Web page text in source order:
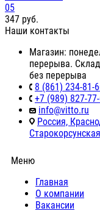
05
347 руб.
Наши контакты
Магазин:
перерыва.
без перерыва
8 (861) 234-81-
+7 (989) 827-
info@vitto.ru
Россия,
Меню
Главная
О компании
Вакансии